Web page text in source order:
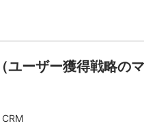
ーザー獲得戦略の